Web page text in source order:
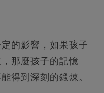
的影響，如果孩子
那麼孩子的記憶
得到深刻的鍛煉。